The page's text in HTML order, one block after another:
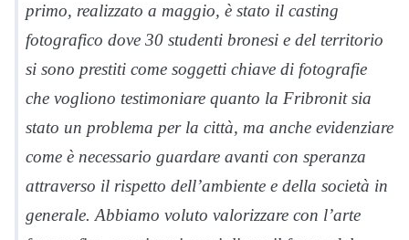
primo, realizzato a maggio, è stato il casting
fotografico dove 30 studenti bronesi e del territorio
si sono prestiti come soggetti chiave di fotografie
che vogliono testimoniare quanto la Fribronit sia
stato un problema per la città, ma anche evidenziare
come è necessario guardare avanti con speranza
attraverso il rispetto dell’ambiente e della società in
generale. Abbiamo voluto valorizzare con l’arte